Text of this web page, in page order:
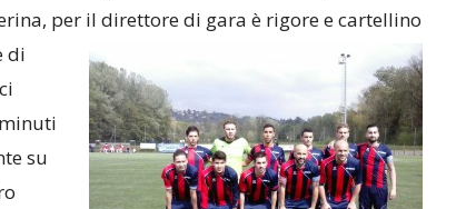
per il direttore di gara è rigore e cartellino
di
su